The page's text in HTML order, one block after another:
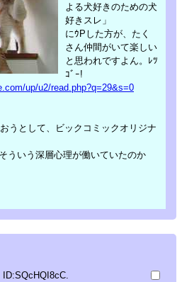
よる犬好きのための犬
好きスレ」
にｳPした方が、たく
さん仲間がいて楽しい
と思われですよん。ﾚﾂ
ｺﾞｰ!
up/u2/read.php?q=29&s=0
うとして、ビックコミックオリジナ
ういう深層心理が働いていたのか
ID:SQcHQI8cC.